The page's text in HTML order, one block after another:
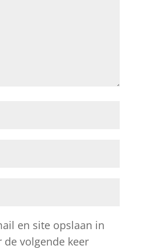
en site opslaan in
de volgende keer